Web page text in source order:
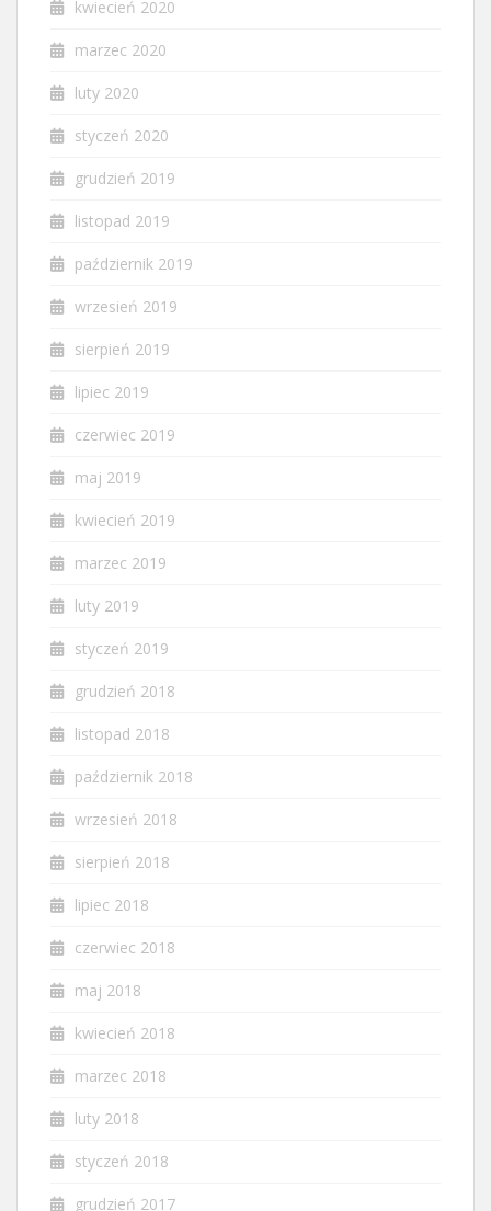
kwiecień 2020
marzec 2020
luty 2020
styczeń 2020
grudzień 2019
listopad 2019
październik 2019
wrzesień 2019
sierpień 2019
lipiec 2019
czerwiec 2019
maj 2019
kwiecień 2019
marzec 2019
luty 2019
styczeń 2019
grudzień 2018
listopad 2018
październik 2018
wrzesień 2018
sierpień 2018
lipiec 2018
czerwiec 2018
maj 2018
kwiecień 2018
marzec 2018
luty 2018
styczeń 2018
grudzień 2017